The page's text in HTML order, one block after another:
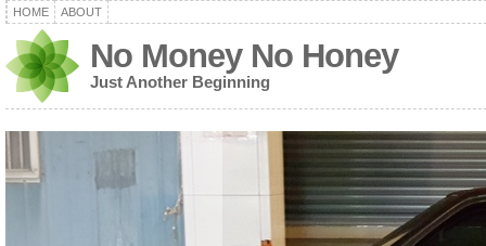
HOME ABOUT
No Money No Honey
Just Another Beginning